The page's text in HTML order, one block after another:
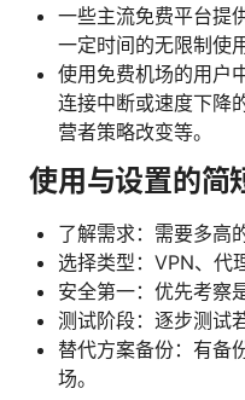
一些主流免费平台提
一定时间的无限制使
使用免费机场的用户
连接中断或速度下降
营者策略改变等。
使用与设置的简
了解需求：需要多高
选择类型：VPN、代
安全第一：优先考察
测试阶段：逐步测试
替代方案备份：有备
场。